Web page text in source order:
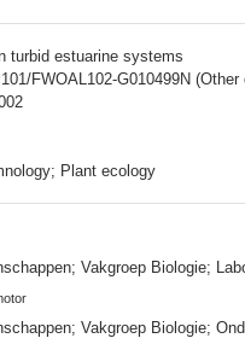
turbid estuarine systems
FWOAL102-G010499N
Plant ecology
Vakgroep Biologie;
Vakgroep Biologie;